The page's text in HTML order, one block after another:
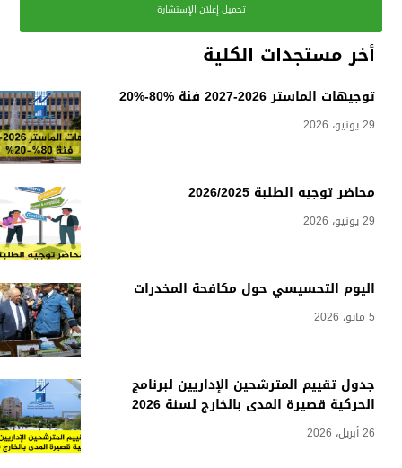
أخر مستجدات الكلية
توجيهات الماستر 2026-2027 فئة %80-%20
29 يونيو، 2026
محاضر توجيه الطلبة 2026/2025
29 يونيو، 2026
اليوم التحسيسي حول مكافحة المخدرات
5 مايو، 2026
جدول تقييم المترشحين الإداريين لبرنامج
الحركية قصيرة المدى بالخارج لسنة 2026
26 أبريل، 2026
تحميل إعلان الإستشارة